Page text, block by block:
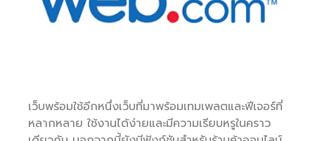
เว็บพร้อมใช้อีกหนึ่งเว็บที่มาพร้อมเทมเพลตและฟีเจอร์ที่
หลากหลาย ใช้งานได้ง่ายและมีความเรียบหรูในคราว